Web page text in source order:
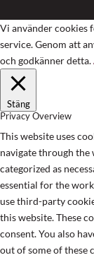
Vi använder cookies
service. Genom att
och godkänner detta.
Stäng
Privacy Overview
This website uses
navigate through the
categorized as
essential for the
use third-party
this website. These
consent. You also
out of some of these